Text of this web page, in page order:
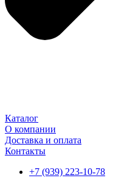
Каталог
О компании
Доставка и оплата
Контакты
+7 (939) 223-10-78